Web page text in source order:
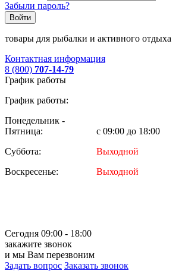
Забыли пароль?
Войти
товары для рыбалки и активного отдыха
Контактная информация
8 (800) 707-14-79
График работы
График работы:
Понедельник -
Пятница:
с 09:00 до 18:00
Суббота:
Выходной
Воскресенье:
Выходной
Сегодня 09:00 - 18:00
закажите звонок
и мы Вам перезвоним
Задать вопрос Заказать звонок